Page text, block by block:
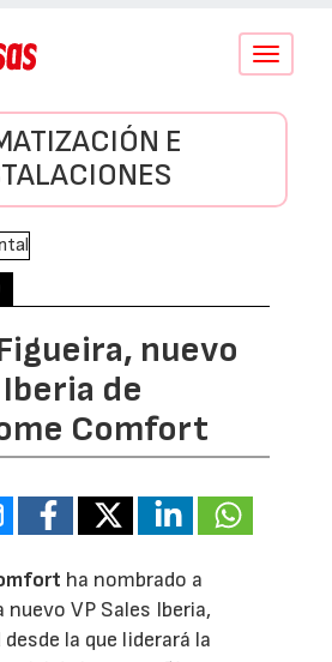
Conmutar
E
nuevo
de
Comfort
ha nombrado a
nuevo VP Sales Iberia,
la que liderará la